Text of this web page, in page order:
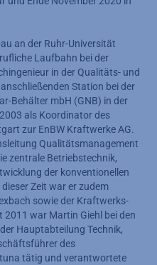
an der Ruhr-Universität
Laufbahn bei der
in der Qualitäts- und
Station bei der
Behälter mbH (GNB) in der
als Koordinator des
zur EnBW Kraftwerke AG.
Qualitätsmanagement
zentrale Betriebstechnik,
der konventionellen
Zeit war er zudem
sowie der Kraftwerks-
war Martin Giehl bei den
Hauptabteilung Technik,
des
tätig und verantwortete